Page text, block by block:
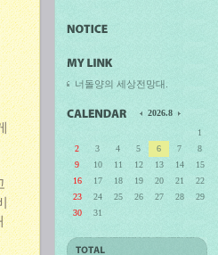
너돌양의 세상전망대.
2026.8
1
2
3 4 5 6 7
8
9
10 11 12 13 14
15
16
17 18 19 20 21
22
23
24 25 26 27 28
29
30
31